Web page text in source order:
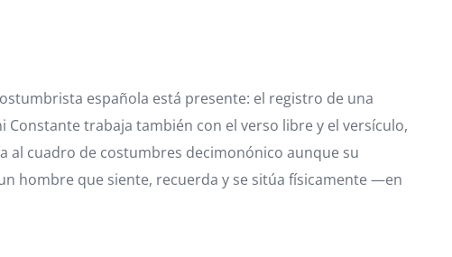
española está presente: el registro de una
trabaja también con el verso libre y el versículo,
al cuadro de costumbres decimonónico aunque su
hombre que siente, recuerda y se sitúa físicamente —en